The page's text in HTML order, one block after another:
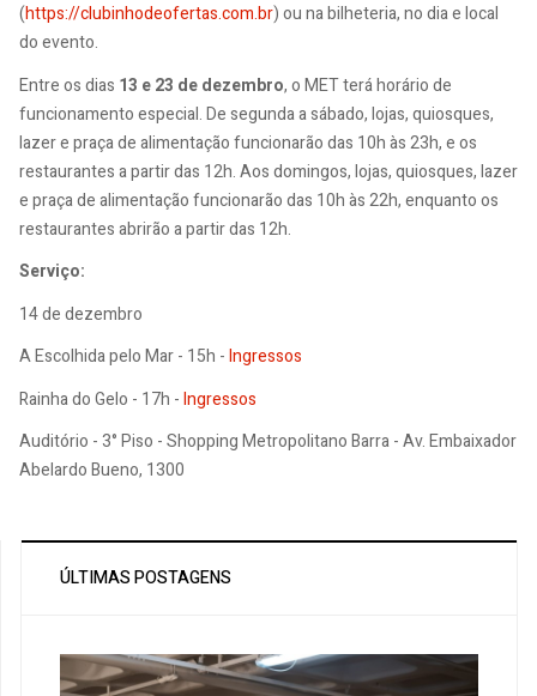
(https://clubinhodeofertas.com.br) ou na bilheteria, no dia e local
do evento.
Entre os dias 13 e 23 de dezembro, o MET terá horário de
funcionamento especial. De segunda a sábado, lojas, quiosques,
lazer e praça de alimentação funcionarão das 10h às 23h, e os
restaurantes a partir das 12h. Aos domingos, lojas, quiosques, lazer
e praça de alimentação funcionarão das 10h às 22h, enquanto os
restaurantes abrirão a partir das 12h.
Serviço:
14 de dezembro
A Escolhida pelo Mar - 15h -Ingressos
Rainha do Gelo - 17h -Ingressos
Auditório - 3° Piso - Shopping Metropolitano Barra - Av. Embaixador
Abelardo Bueno, 1300
ÚLTIMAS POSTAGENS